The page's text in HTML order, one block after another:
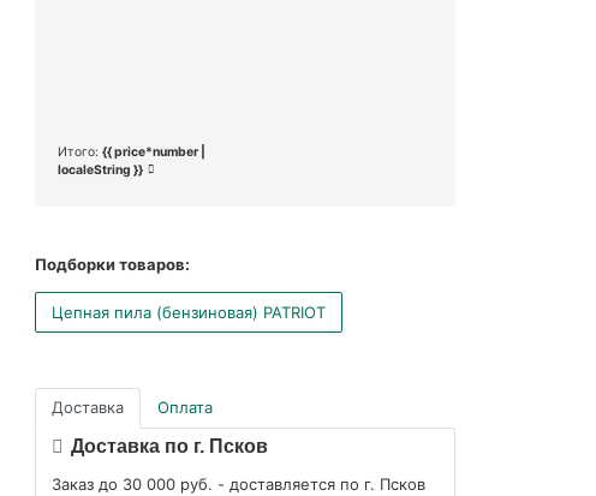
Итого: {{ price*number |
localeString }}
Подборки товаров:
Цепная пила (бензиновая) PATRIOT
Доставка Оплата
Доставка по г. Псков
Заказ до 30 000 руб. - доставляется по г. Псков